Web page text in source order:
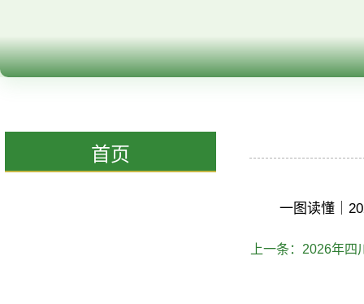
首页
一图读懂｜
上一条： 2026年四